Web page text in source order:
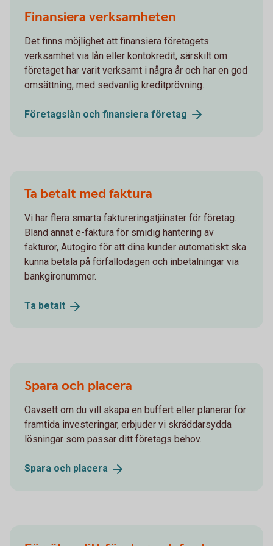
Finansiera verksamheten
Det finns möjlighet att finansiera företagets
verksamhet via lån eller kontokredit, särskilt om
företaget har varit verksamt i några år och har en god
omsättning, med sedvanlig kreditprövning.
Företagslån och finansiera företag
Ta betalt med faktura
Vi har flera smarta faktureringstjänster för företag.
Bland annat e-faktura för smidig hantering av
fakturor, Autogiro för att dina kunder automatiskt ska
kunna betala på förfallodagen och inbetalningar via
bankgironummer.
Ta betalt
Spara och placera
Oavsett om du vill skapa en buffert eller planerar för
framtida investeringar, erbjuder vi skräddarsydda
lösningar som passar ditt företags behov.
Spara och placera